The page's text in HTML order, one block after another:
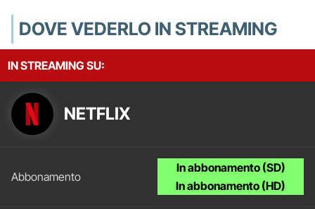
DOVE VEDERLO IN STREAMING
IN STREAMING SU:
NETFLIX
In abbonamento (SD)
In abbonamento (HD)